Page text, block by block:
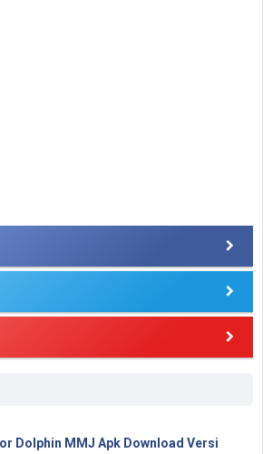
Dolphin MMJ Apk Download Versi